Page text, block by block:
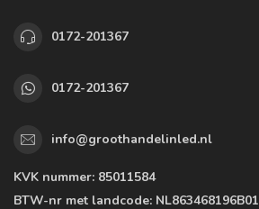
0172-201367
0172-201367
info@groothandelinled.nl
KVK nummer: 85011584
BTW-nr met landcode: NL863468196B01